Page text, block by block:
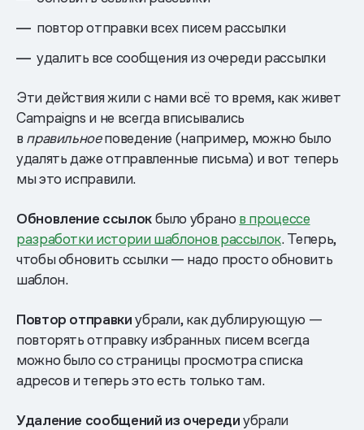
повтор отправки всех писем рассылки
удалить все сообщения из очереди рассылки
Эти действия жили с нами всё то время, как живет
Campaigns и не всегда вписывались
в правильноеповедение (например, можно было
удалять даже отправленные письма) и вот теперь
мы это исправили.
Обновление ссылокбыло убрано в процессе
разработки истории шаблонов рассылок. Теперь,
чтобы обновить ссылки — надо просто обновить
шаблон.
Повтор отправкиубрали, как дублирующую —
повторять отправку избранных писем всегда
можно было со страницы просмотра списка
адресов и теперь это есть только там.
Удаление сообщений из очередиубрали